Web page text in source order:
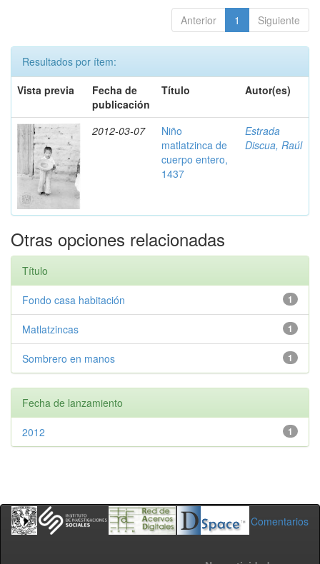
Anterior 1 Siguiente
Resultados por ítem:
Vista previa
Fecha de
publicación
Título Autor(es)
2012-03-07
Niño
matlatzinca de
cuerpo entero,
1437
Estrada
Discua, Raúl
Otras opciones relacionadas
Título
1
Fondo casa habitación
1
Matlatzincas
1
Sombrero en manos
Fecha de lanzamiento
1
2012
Comentarios